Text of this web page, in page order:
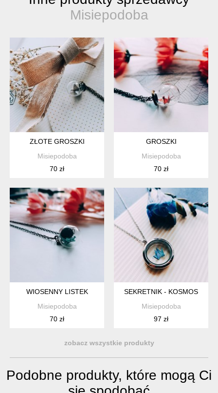
Misiepodoba
ZŁOTE GROSZKI
Misiepodoba
70 zł
GROSZKI
Misiepodoba
70 zł
WIOSENNY LISTEK
Misiepodoba
70 zł
SEKRETNIK - KOSMOS
Misiepodoba
97 zł
zobacz wszystkie produkty
Podobne produkty, które mogą Ci